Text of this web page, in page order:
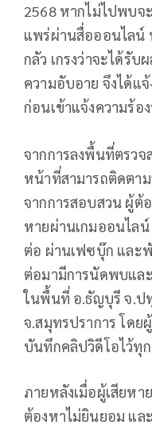
2568 หากไม่ไปพบจ
แพร่ผ่านสื่อออนไลน์
กลัว เกรงว่าจะได้รับ
ความอับอาย จึงได้แ
ก่อนเข้าแจ้งความร้
จากการลงพื้นที่ตรวจ
หน้าที่สามารถติดตา
จากการสอบสวน ผู้ต้
หายผ่านเกมออนไล
ต่อ ผ่านเฟซบุ๊ก แล
ต่อมามีการนัดพบแล
ในพื้นที่ อ.ธัญบุรี จ.ป
จ.สมุทรปราการ โดย
บันทึกคลิปวิดีโอไว้ทุก
ภายหลังเมื่อผู้เสียห
ต้องหาไม่ยินยอม แล